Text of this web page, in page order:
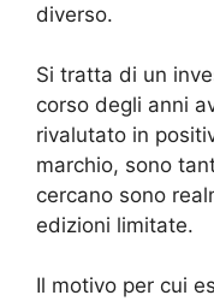
diverso.
Si tratta di un
corso degli anni
rivalutato in
marchio, sono
cercano sono
edizioni limitate.
Il motivo per cui